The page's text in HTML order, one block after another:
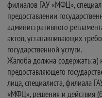
филиалов ГАУ «МФЦ»,
предоставлении
административного
актов, устанавливающих
государственной услуги.
Жалоба должна содержать:а)
предоставляющего
лица, специалиста, филиала
«МФЦ», решения и действия